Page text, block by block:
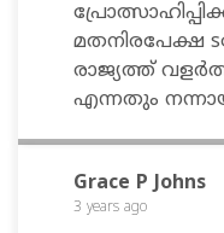
മതനിരപേക്ഷ
രാജ്യത്ത്
എന്നതും
Grace P Johns
3 years ago